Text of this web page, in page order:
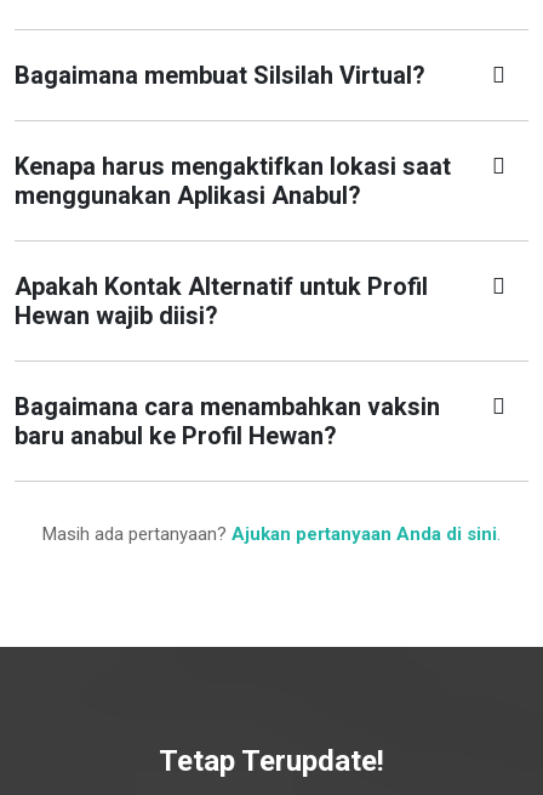
Bagaimana membuat Silsilah Virtual?
Kenapa harus mengaktifkan lokasi saat
menggunakan Aplikasi Anabul?
Apakah Kontak Alternatif untuk Profil
Hewan wajib diisi?
Bagaimana cara menambahkan vaksin
baru anabul ke Profil Hewan?
Masih ada pertanyaan? Ajukan pertanyaan Anda di sini.
Tetap Terupdate!